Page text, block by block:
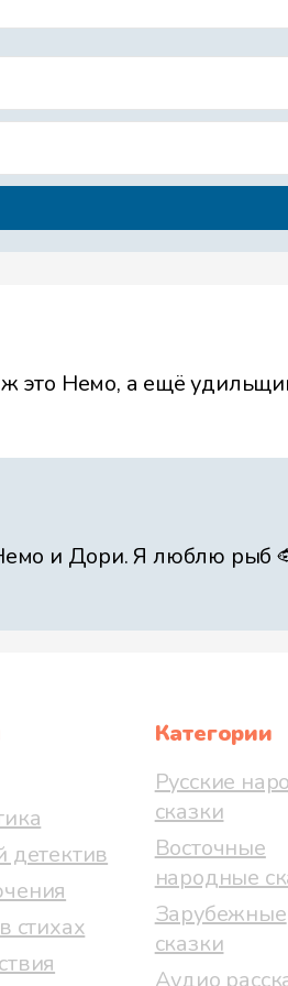
это Немо, а ещё
и Дори. Я люблю рыб
детектив
стихах
Категории
Русские
сказки
Восточные
народные
Зарубежные
сказки